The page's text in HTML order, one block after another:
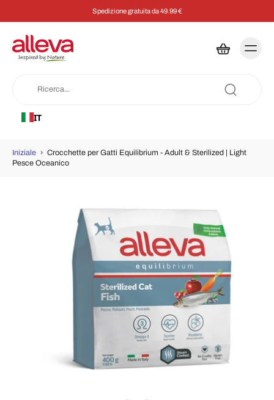
Spedizione gratuita da 49.99 €
IT
Iniziale › Crocchette per Gatti Equilibrium - Adult & Sterilized | Light
Pesce Oceanico